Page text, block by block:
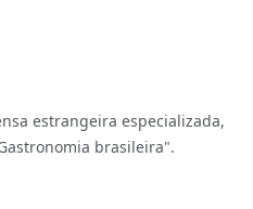
estrangeira especializada,
brasileira".